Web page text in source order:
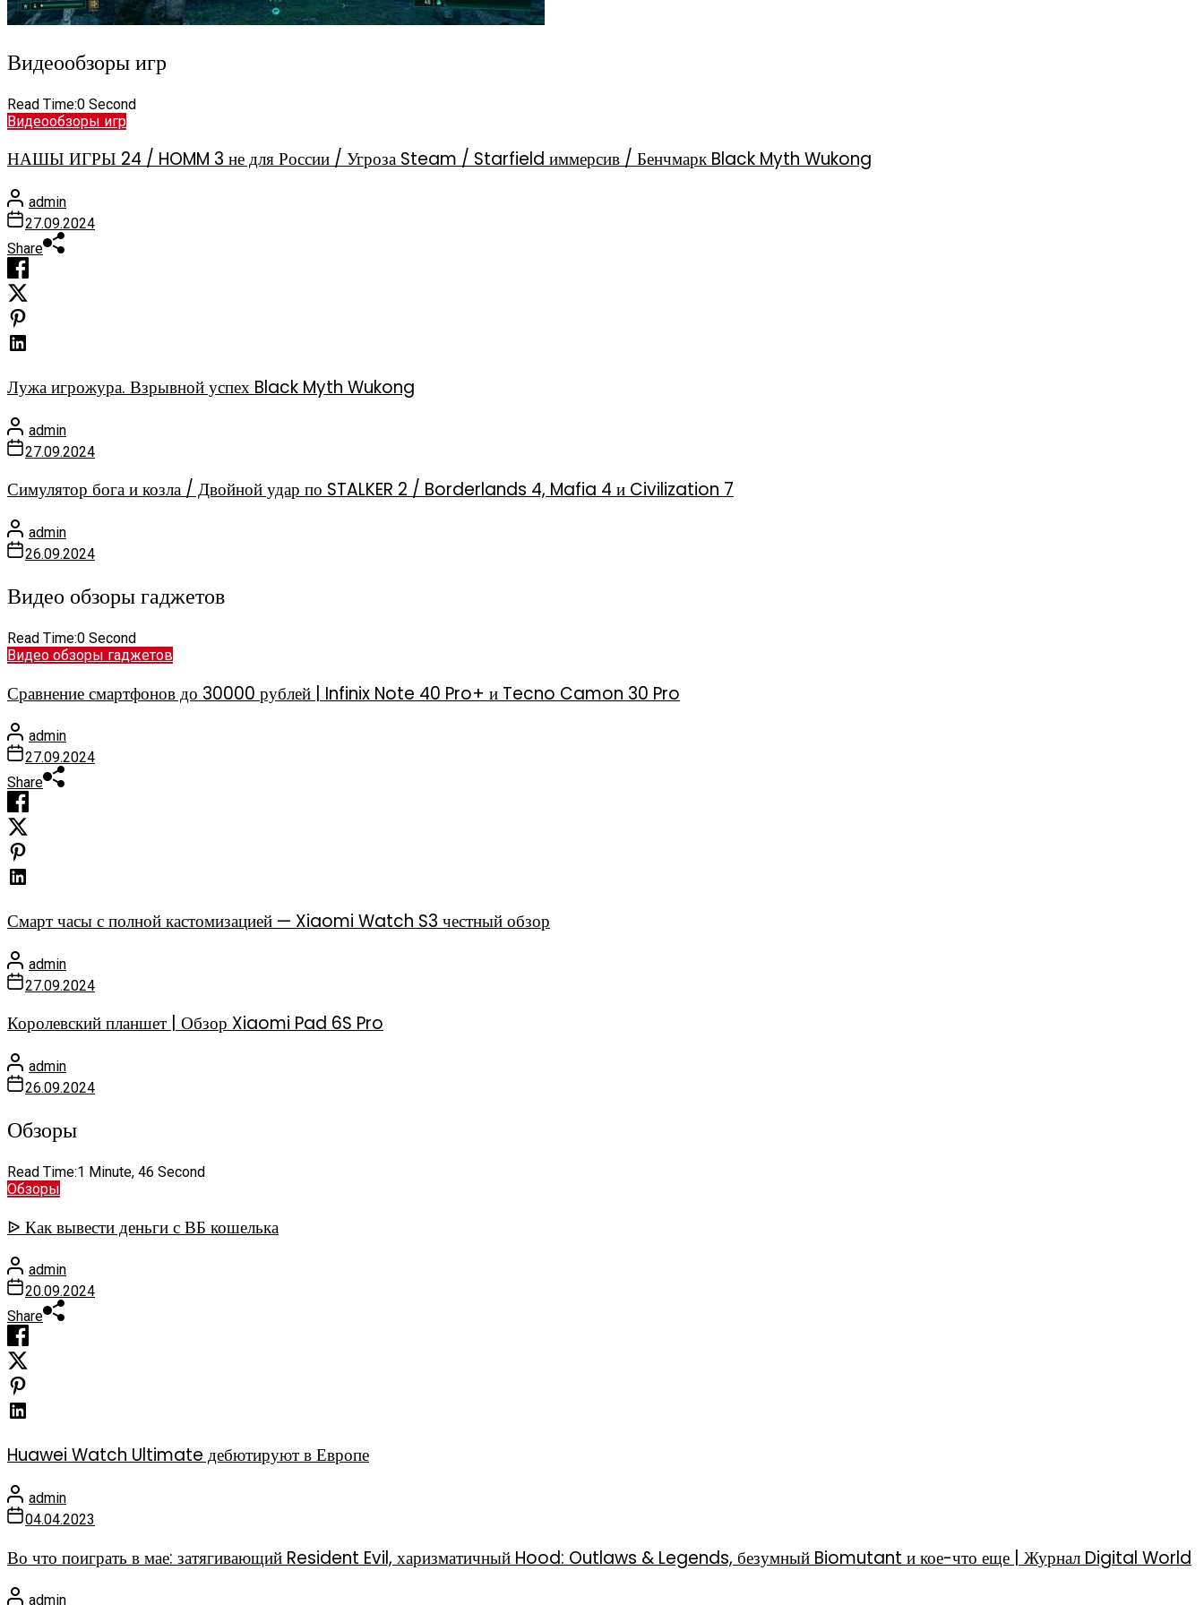
Видеообзоры игр
Read Time:0 Second
Видеообзоры игр
НАШЫ ИГРЫ 24 / HOMM 3 не для России / Угроза Steam / Starfield иммерсив / Бенчмарк Black Myth Wukong
admin
27.09.2024
Share
Лужа игрожура. Взрывной успех Black Myth Wukong
admin
27.09.2024
Симулятор бога и козла / Двойной удар по STALKER 2 / Borderlands 4, Mafia 4 и Civilization 7
admin
26.09.2024
Видео обзоры гаджетов
Read Time:0 Second
Видео обзоры гаджетов
Сравнение смартфонов до 30000 рублей | Infinix Note 40 Pro+ и Tecno Camon 30 Pro
admin
27.09.2024
Share
Смарт часы с полной кастомизацией — Xiaomi Watch S3 честный обзор
admin
27.09.2024
Королевский планшет | Обзор Xiaomi Pad 6S Pro
admin
26.09.2024
Обзоры
Read Time:1 Minute, 46 Second
Обзоры
ᐉ Как вывести деньги с ВБ кошелька
admin
20.09.2024
Share
Huawei Watch Ultimate дебютируют в Европе
admin
04.04.2023
Во что поиграть в мае: затягивающий Resident Evil, харизматичный Hood: Outlaws & Legends, безумный Biomutant и кое-что еще | Журнал Digital World
admin